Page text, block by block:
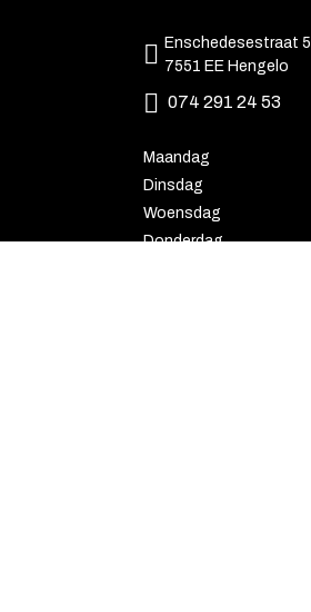
Enschedesestraat 5
7551 EE Hengelo
074 291 24 53
Maandag
Dinsdag
Woensdag
Donderdag